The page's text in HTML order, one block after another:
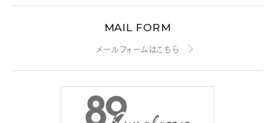
MAIL FORM
メールフォームはこちら